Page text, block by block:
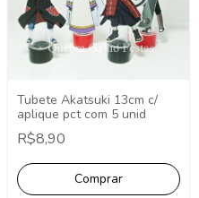
Tubete Akatsuki 13cm c/
aplique pct com 5 unid
R$8,90